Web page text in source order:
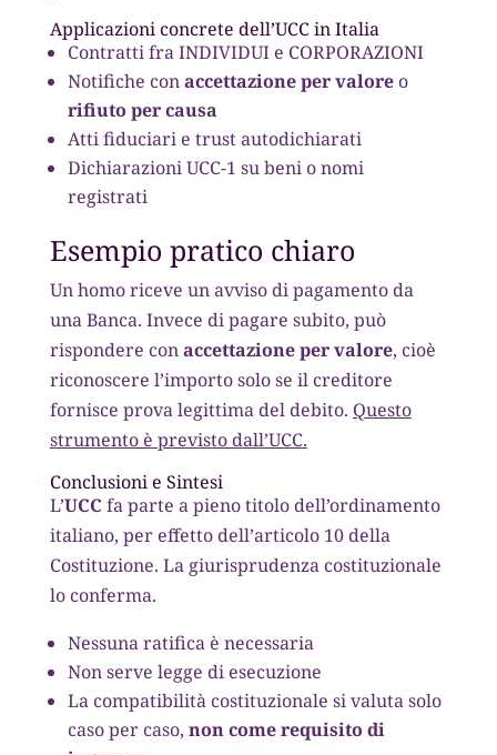
Applicazioni concrete dell’UCC in Italia
Contratti fra INDIVIDUI e CORPORAZIONI
Notifiche conaccettazione per valoreo
rifiuto per causa
Atti fiduciari e trust autodichiarati
Dichiarazioni UCC-1 su beni o nomi
registrati
Esempio pratico chiaro
Un homo riceve un avviso di pagamento da
una Banca. Invece di pagare subito, può
rispondere conaccettazione per valore, cioè
riconoscere l’importo solo se il creditore
fornisce prova legittima del debito. Questo
strumento è previsto dall’UCC.
Conclusioni e Sintesi
L’UCC fa parte a pieno titolo dell’ordinamento
italiano, per effetto dell’articolo 10 della
Costituzione. La giurisprudenza costituzionale
lo conferma.
Nessuna ratifica è necessaria
Non serve legge di esecuzione
La compatibilità costituzionale si valuta solo
caso per caso, non come requisito di